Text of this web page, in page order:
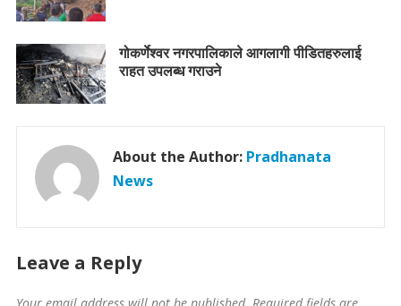
गोकर्णेश्वर नगरपालिकाले आगलागी पीडितहरुलाई
राहत उपलब्ध गराउने
About the Author: Pradhanata
News
Leave a Reply
Your email address will not be published. Required fields are